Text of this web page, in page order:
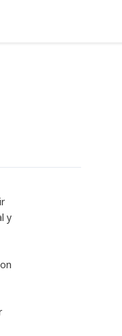
y